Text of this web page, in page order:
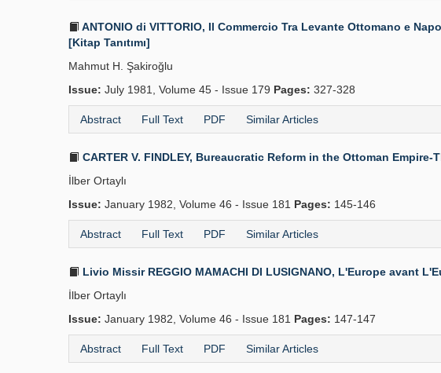
ANTONIO di VITTORIO, Il Commercio Tra Levante Ottomano e
[Kitap Tanıtımı]
Mahmut H. Şakiroğlu
Issue: July 1981, Volume 45 - Issue 179 Pages: 327-328
Abstract Full Text PDF Similar Articles
CARTER V. FINDLEY, Bureaucratic Reform in the Ottoman
İlber Ortaylı
Issue: January 1982, Volume 46 - Issue 181 Pages: 145-146
Abstract Full Text PDF Similar Articles
Livio Missir REGGIO MAMACHI DI LUSIGNANO, L'Europe avant
İlber Ortaylı
Issue: January 1982, Volume 46 - Issue 181 Pages: 147-147
Abstract Full Text PDF Similar Articles